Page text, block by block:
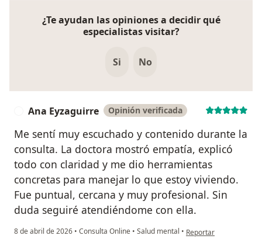
¿Te ayudan las opiniones a decidir qué
especialistas visitar?
Si No
Ana Eyzaguirre Opinión verificada
Me sentí muy escuchado y contenido durante la
consulta. La doctora mostró empatía, explicó
todo con claridad y me dio herramientas
concretas para manejar lo que estoy viviendo.
Fue puntual, cercana y muy profesional. Sin
duda seguiré atendiéndome con ella.
8 de abril de 2026 • Consulta Online • Salud mental • en opinión del usuario
Reportar